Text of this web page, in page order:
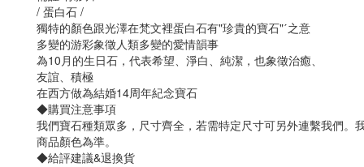
/ 蛋白石 /
獨特的顏色跟光澤在梵文裡蛋白石有"珍貴的寶石"ˊ之意
多變的游彩象徵人類多變的愛情韻事
為10月的生日石，代表希望、淨白、純潔，也象徵治癒、
友誼、積極
在西方做為結婚14周年紀念寶石
◆購買注意事項
我們寶石種類眾多，尺寸齊全，若需特定尺寸可另外連繫我們
商品顏色為準。
◆給評建議&退換貨